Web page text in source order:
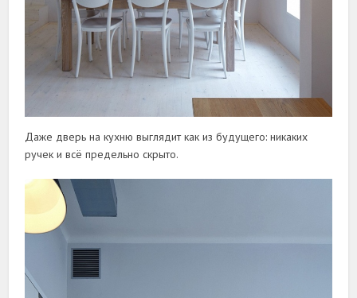
Даже дверь на кухню выглядит как из будущего: никаких
ручек и всё предельно скрыто.